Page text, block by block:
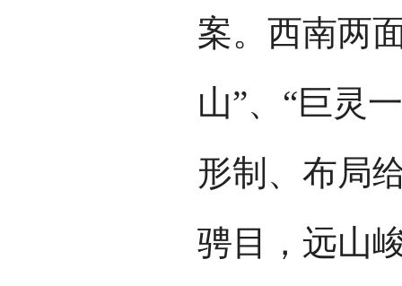
案。西南两
山”、“巨灵
形制、布局
骋目，远山